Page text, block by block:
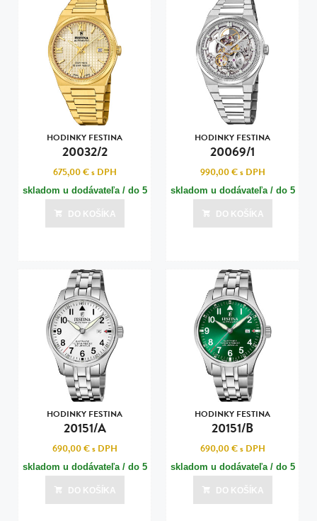
HODINKY FESTINA
20032/2
675,00 €s DPH
skladom u dodávateľa / do 5
dní
Posledná aktualizácia dnes o 07:00
DO KOŠÍKA
HODINKY FESTINA
20069/1
990,00 €s DPH
skladom u dodávateľa / do 5
dní
Posledná aktualizácia dnes o 07:00
DO KOŠÍKA
HODINKY FESTINA
20151/A
690,00 €s DPH
skladom u dodávateľa / do 5
dní
Posledná aktualizácia dnes o 07:00
DO KOŠÍKA
HODINKY FESTINA
20151/B
690,00 €s DPH
skladom u dodávateľa / do 5
dní
Posledná aktualizácia dnes o 07:00
DO KOŠÍKA